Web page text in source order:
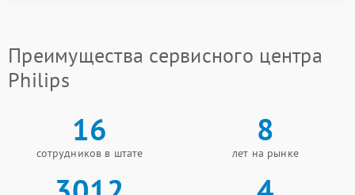
Преимущества сервисного центра
Philips
16
сотрудников в штате
8
лет на рынке